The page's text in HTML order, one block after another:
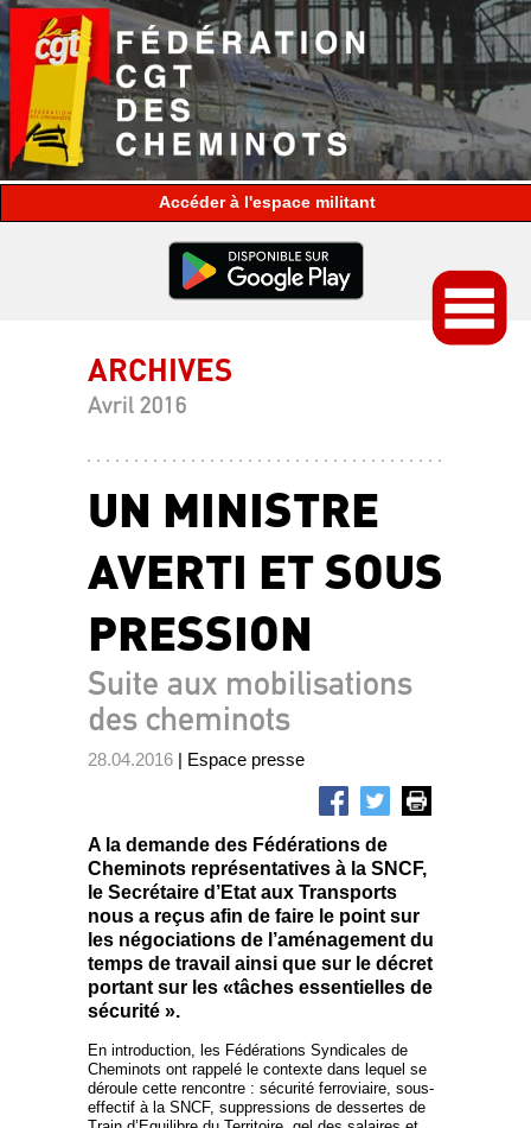
espace militant
ARCHIVES
Avril 2016
UN MINISTRE
AVERTI ET SOUS
PRESSION
Suite aux mobilisations
des cheminots
28.04.2016 | Espace presse
A la demande des Fédérations de
Cheminots représentatives à la SNCF,
le Secrétaire d’Etat aux Transports
nous a reçus afin de faire le point sur
les négociations de l’aménagement du
temps de travail ainsi que sur le décret
portant sur les «tâches essentielles de
sécurité ».
En introduction, les Fédérations Syndicales de
Cheminots ont rappelé le contexte dans lequel se
déroule cette rencontre : sécurité ferroviaire, sous-
effectif à la SNCF, suppressions de dessertes de